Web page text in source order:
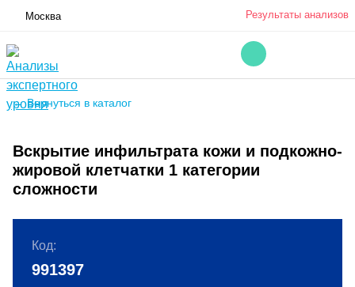
Москва Результаты анализов
← Вернуться в каталог
Вскрытие инфильтрата кожи и подкожно-
жировой клетчатки 1 категории
сложности
Код:
991397